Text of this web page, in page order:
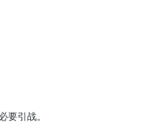
要引战。